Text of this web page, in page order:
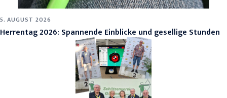
5. AUGUST 2026
Herrentag 2026: Spannende Einblicke und gesellige Stunden